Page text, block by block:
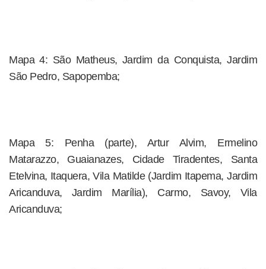
Mapa 4: São Matheus, Jardim da Conquista, Jardim
São Pedro, Sapopemba;
Mapa 5: Penha (parte), Artur Alvim, Ermelino
Matarazzo, Guaianazes, Cidade Tiradentes, Santa
Etelvina, Itaquera, Vila Matilde (Jardim Itapema, Jardim
Aricanduva, Jardim Marília), Carmo, Savoy, Vila
Aricanduva;